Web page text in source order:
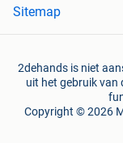
Sitemap
2dehands is niet
uit het gebruik van
Copyright © 2026